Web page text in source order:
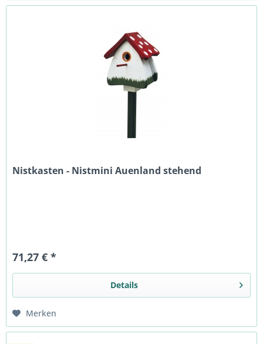
Nistkasten - Nistmini Auenland stehend
71,27 € *
Details
Merken